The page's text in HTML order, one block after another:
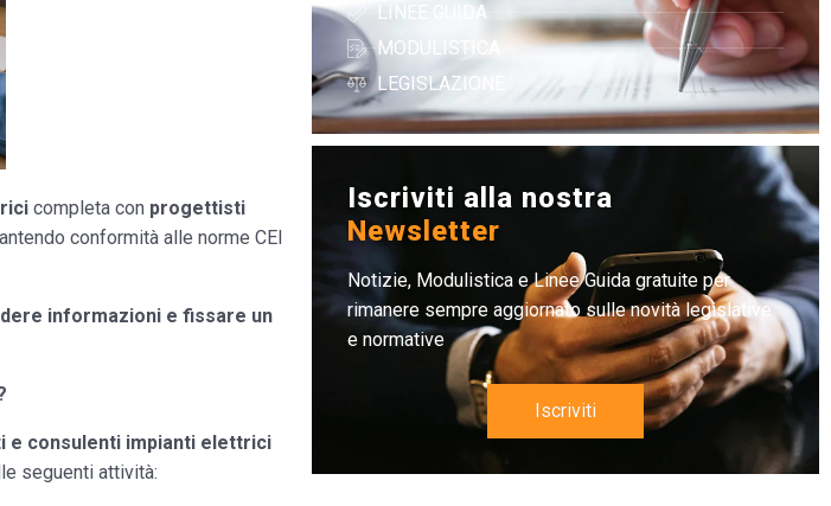
completa con progettisti
conformità alle norme CEI
informazioni e fissare un
e consulenti impianti elettrici
seguenti attività:
LINEE GUIDA
MODULISTICA
LEGISLAZIONE
Iscriviti alla nostra
Newsletter
Notizie, Modulistica e Linee Guida gratuite per
rimanere sempre aggiornato sulle novità legislative
e normative
Iscriviti